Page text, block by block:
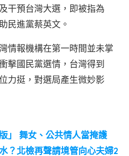
干預台灣大選，即被指為
民進黨蔡英文。
情報機構在第一時間並未掌
擊國民黨選情，台灣得到
力挺，對選局產生微妙影
」 舞女、公共情人當掩護
？北檢再聲請境管向心夫婦2